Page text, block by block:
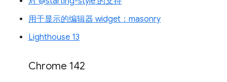
用于显示的编辑器 widget：masonry
Lighthouse 13
Chrome 142